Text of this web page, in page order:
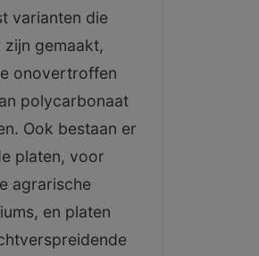
varianten die
zijn gemaakt,
onovertroffen
polycarbonaat
Ook bestaan er
platen, voor
agrarische
en platen